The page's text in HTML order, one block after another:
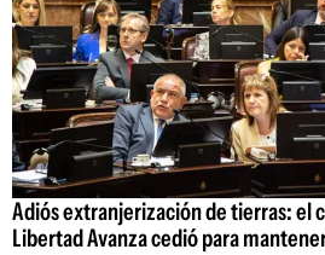
Adiós extranjerización de tierras: el
Libertad Avanza cedió para